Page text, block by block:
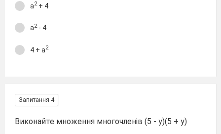
a2 + 4
a2 - 4
4 + a2
Запитання 4
Виконайте множення многочленів (5 - y)(5 + y)